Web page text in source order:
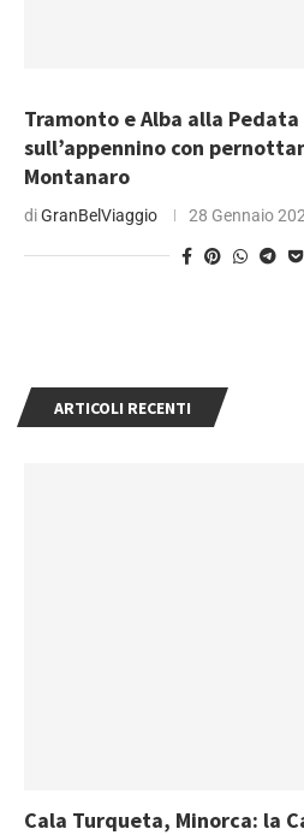
Tramonto e Alba alla
sull’appennino con
Montanaro
diGranBelViaggio 28 Gennaio
ARTICOLI RECENTI
Cala Turqueta, Minorca: la